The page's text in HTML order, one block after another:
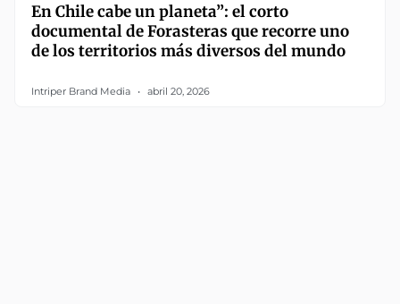
En Chile cabe un planeta”: el corto
documental de Forasteras que recorre uno
de los territorios más diversos del mundo
Intriper Brand Media abril 20, 2026